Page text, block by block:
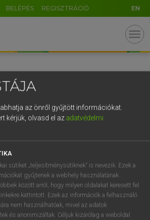
BELÉPÉS REGISZTRÁCIÓ EN
menu
az önről gyűjtött információkat.
kérjük, olvasd el az adatvédelmi
sütiket „teljesítménysütiknek” is nevezik. Ezek a
gyűjtenek a webhely használatának
között arról, hogy milyen oldalakat keresett fel
kattintott. Ezek az információk a felhasználó
nem használhatóak, mivel az adatok
és anonimizáltak. Céljuk kizárólag a weboldal
l
m , . - AltGr